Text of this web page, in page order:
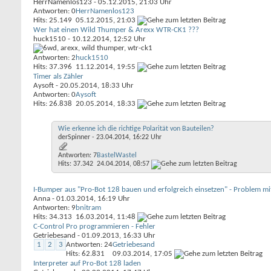
HerrNamenlos123 - 05.12.2015, 21:03 Uhr
Antworten: 0
Hits: 25.149
HerrNamenlos123
05.12.2015, 21:03
Wer hat einen Wild Thumper & Arexx WTR-CK1 ???
huck1510 - 10.12.2014, 12:52 Uhr
Antworten: 2
Hits: 37.396
huck1510
11.12.2014, 19:55
Timer als Zähler
Aysoft - 20.05.2014, 18:33 Uhr
Antworten: 0
Hits: 26.838
Aysoft
20.05.2014, 18:33
Wie erkenne ich die richtige Polarität von Bauteilen?
derSpinner - 23.04.2014, 16:22 Uhr
Antworten: 7
Hits: 37.342
BastelWastel
24.04.2014, 08:57
I-Bumper aus "Pro-Bot 128 bauen und erfolgreich einsetzen" - Problem
Anna - 01.03.2014, 16:19 Uhr
Antworten: 9
Hits: 34.313
bnitram
16.03.2014, 11:48
C-Control Pro programmieren - Fehler
Getriebesand - 01.09.2013, 16:33 Uhr
1
2 3 Antworten: 24
Hits: 62.831
Getriebesand
09.03.2014, 17:05
Interpreter auf Pro-Bot 128 laden